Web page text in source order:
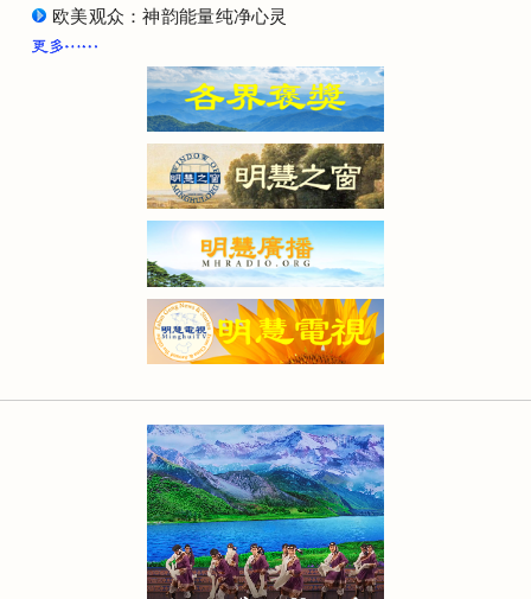
欧美观众：神韵能量纯净心灵